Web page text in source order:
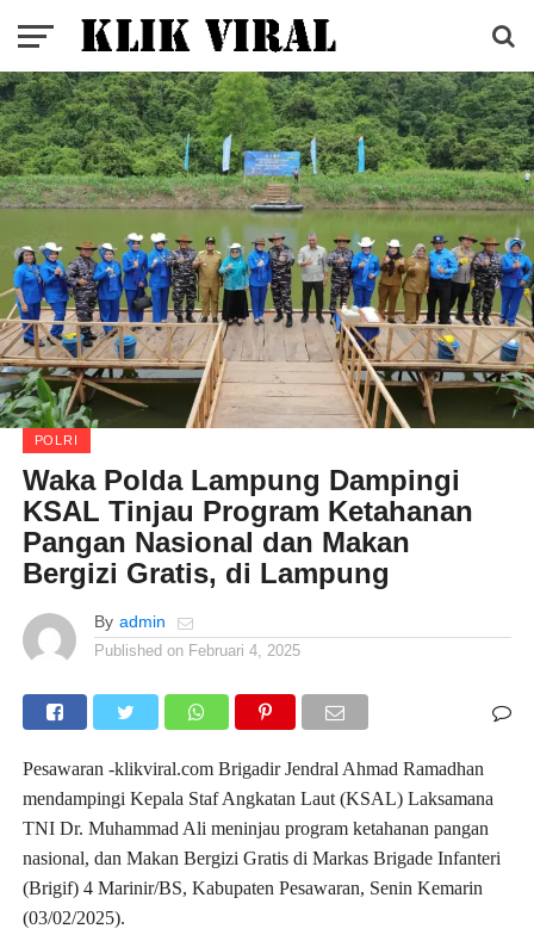
POLRI
Waka Polda Lampung Dampingi
KSAL Tinjau Program Ketahanan
Pangan Nasional dan Makan
Bergizi Gratis, di Lampung
By admin
Published on Februari 4, 2025
Pesawaran -klikviral.com Brigadir Jendral Ahmad Ramadhan
mendampingi Kepala Staf Angkatan Laut (KSAL) Laksamana
TNI Dr. Muhammad Ali meninjau program ketahanan pangan
nasional, dan Makan Bergizi Gratis di Markas Brigade Infanteri
(Brigif) 4 Marinir/BS, Kabupaten Pesawaran, Senin Kemarin
(03/02/2025).